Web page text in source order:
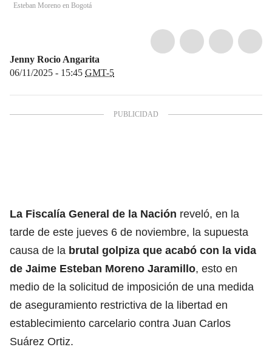
Esteban Moreno en Bogotá
Jenny Rocio Angarita
06/11/2025 - 15:45 GMT-5
La Fiscalía General de la Nación reveló, en la
tarde de este jueves 6 de noviembre, la supuesta
causa de la brutal golpiza que acabó con la vida
de Jaime Esteban Moreno Jaramillo, esto en
medio de la solicitud de imposición de una medida
de aseguramiento restrictiva de la libertad en
establecimiento carcelario contra Juan Carlos
Suárez Ortiz.